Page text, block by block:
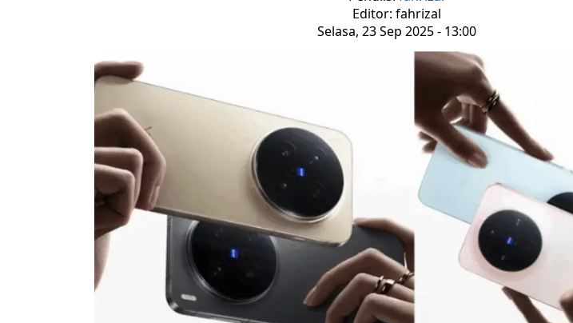
Editor: fahrizal
Selasa, 23 Sep 2025 - 13:00